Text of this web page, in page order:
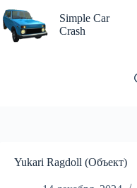
к
сути
Simple Car
Crash
Yukari Ragdoll (Объект)